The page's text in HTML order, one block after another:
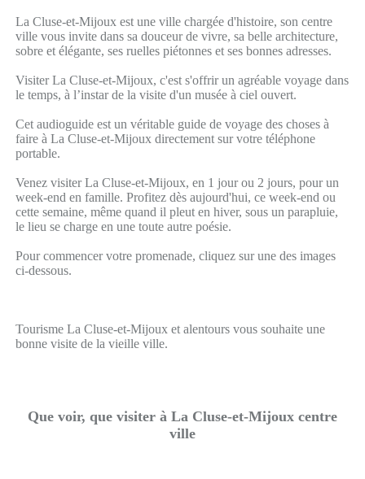
La Cluse-et-Mijoux est une ville chargée d'histoire, son centre
ville vous invite dans sa douceur de vivre, sa belle architecture,
sobre et élégante, ses ruelles piétonnes et ses bonnes adresses.
Visiter La Cluse-et-Mijoux, c'est s'offrir un agréable voyage dans
le temps, à l’instar de la visite d'un musée à ciel ouvert.
Cet audioguide est un véritable guide de voyage des choses à
faire à La Cluse-et-Mijoux directement sur votre téléphone
portable.
Venez visiter La Cluse-et-Mijoux, en 1 jour ou 2 jours, pour un
week-end en famille. Profitez dès aujourd'hui, ce week-end ou
cette semaine, même quand il pleut en hiver, sous un parapluie,
le lieu se charge en une toute autre poésie.
Pour commencer votre promenade, cliquez sur une des images
ci-dessous.
Tourisme La Cluse-et-Mijoux et alentours vous souhaite une
bonne visite de la vieille ville.
Que voir, que visiter à La Cluse-et-Mijoux centre
ville